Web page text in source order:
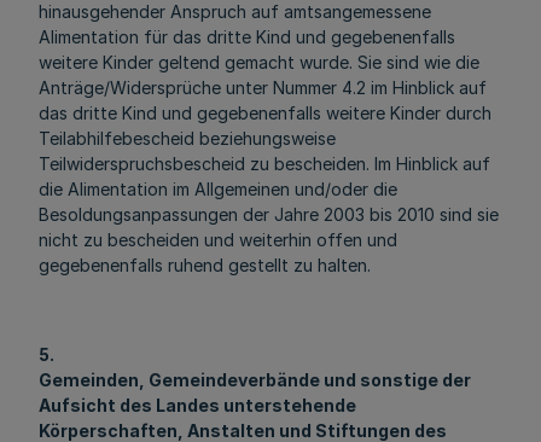
hinausgehender Anspruch auf amtsangemessene
Alimentation für das dritte Kind und gegebenenfalls
weitere Kinder geltend gemacht wurde. Sie sind wie die
Anträge/Widersprüche unter Nummer 4.2 im Hinblick auf
das dritte Kind und gegebenenfalls weitere Kinder durch
Teilabhilfebescheid beziehungsweise
Teilwiderspruchsbescheid zu bescheiden. Im Hinblick auf
die Alimentation im Allgemeinen und/oder die
Besoldungsanpassungen der Jahre 2003 bis 2010 sind sie
nicht zu bescheiden und weiterhin offen und
gegebenenfalls ruhend gestellt zu halten.
5.
Gemeinden, Gemeindeverbände und sonstige der
Aufsicht des Landes unterstehende
Körperschaften, Anstalten und Stiftungen des